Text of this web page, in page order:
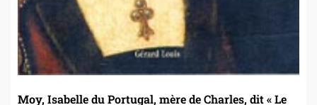
Moy, Isabelle du Portugal, mère de Charles, dit « Le